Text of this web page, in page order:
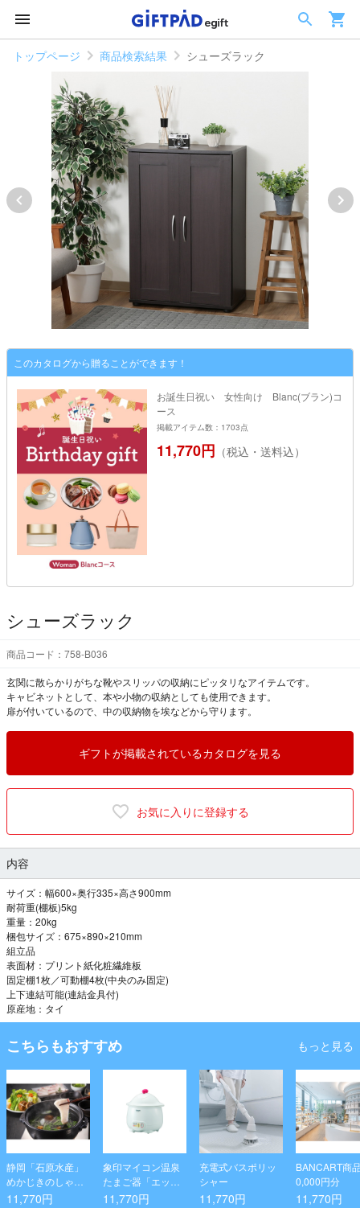
トップページ 商品検索結果 シューズラック
このカタログから贈ることができます！
お誕生日祝い 女性向け Blanc(ブラン)コ
ース
掲載アイテム数：1703点
11,770円 （税込・送料込）
シューズラック
商品コード：758-B036
玄関に散らかりがちな靴やスリッパの収納にピッタリなアイテムです。
キャビネットとして、本や小物の収納としても使用できます。
扉が付いているので、中の収納物を埃などから守ります。
ギフトが掲載されているカタログを見る
お気に入りに登録する
内容
サイズ：幅600×奥行335×高さ900mm
耐荷重(棚板)5kg
重量：20kg
梱包サイズ：675×890×210mm
組立品
表面材：プリント紙化粧繊維板
固定棚1枚／可動棚4枚(中央のみ固定)
上下連結可能(連結金具付)
原産地：タイ
こちらもおすすめ もっと見る
静岡「石原水産」
めかじきのしゃぶ
すき鍋
11,770円
象印マイコン温泉
たまご器「エッグ
DoDoDo」EGHA0
11,770円
充電式バスポリッ
シャー
11,770円
BANCART商
0,000円分
11,770円